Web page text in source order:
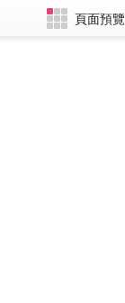
頁面預覽